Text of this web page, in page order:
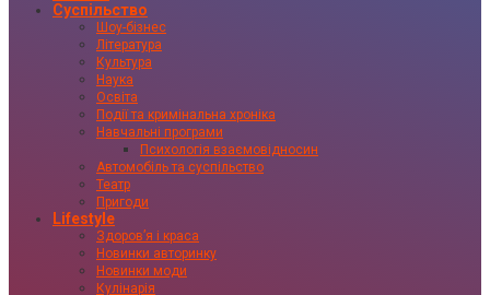
Суспільство
Шоу-бізнес
Література
Культура
Наука
Освіта
Події та кримінальна хроніка
Навчальні програми
Психологія взаємовідносин
Автомобіль та суспільство
Театр
Пригоди
Lifestyle
Здоровʼя і краса
Новинки авторинку
Новинки моди
Кулінарія